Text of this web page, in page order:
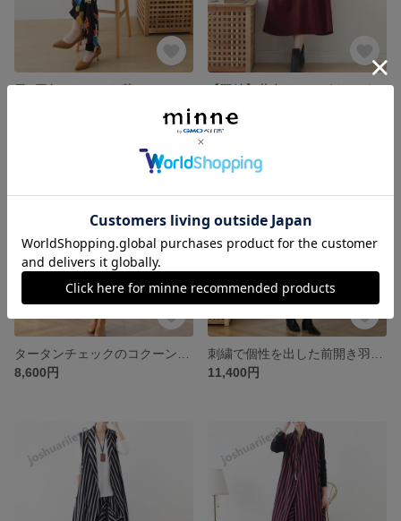
黒×原色のクールな華やかさ☆全身すらりと見えるパンツセットアップ
【即納】共布くるみボタンが可愛い 軽やかな生地で仕立てたバイカラーワンピース
8,600円
11,400円